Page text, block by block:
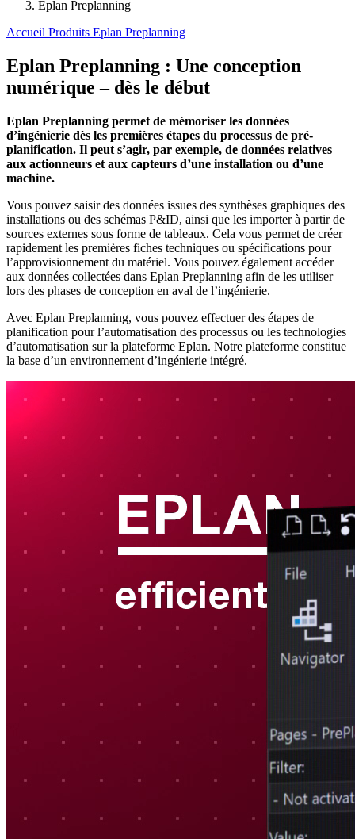
Eplan Preplanning
Accueil Produits Eplan Preplanning
Eplan Preplanning : Une conception
numérique – dès le début
Eplan Preplanning permet de mémoriser les données
d’ingénierie dès les premières étapes du processus de pré-
planification. Il peut s’agir, par exemple, de données relatives
aux actionneurs et aux capteurs d’une installation ou d’une
machine.
Vous pouvez saisir des données issues des synthèses graphiques des
installations ou des schémas P&ID, ainsi que les importer à partir de
sources externes sous forme de tableaux. Cela vous permet de créer
rapidement les premières fiches techniques ou spécifications pour
l’approvisionnement du matériel. Vous pouvez également accéder
aux données collectées dans Eplan Preplanning afin de les utiliser
lors des phases de conception en aval de l’ingénierie.
Avec Eplan Preplanning, vous pouvez effectuer des étapes de
planification pour l’automatisation des processus ou les technologies
d’automatisation sur la plateforme Eplan. Notre plateforme constitue
la base d’un environnement d’ingénierie intégré.